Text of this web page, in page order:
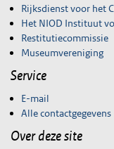
Rijksdienst voor het
Het NIOD Instituut
Restitutiecommissie
Museumvereniging
Service
E-mail
Alle contactgegevens
Over deze site